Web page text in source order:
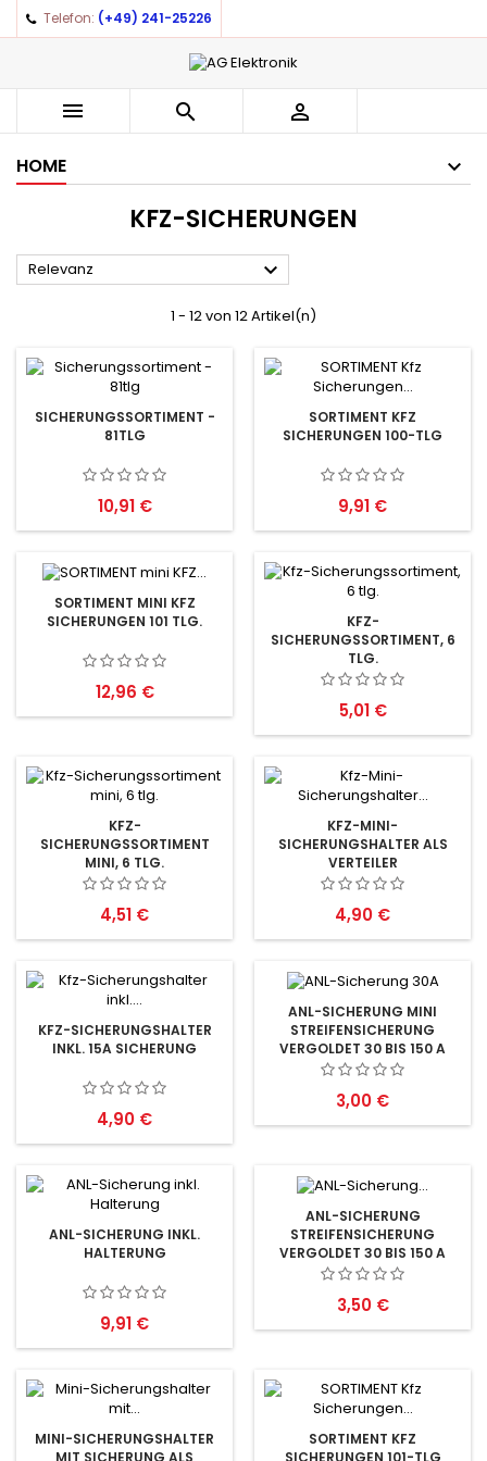
Telefon: (+49) 241-25226
  
HOME
KFZ-SICHERUNGEN
Relevanz 
1 - 12 von 12 Artikel(n)
SICHERUNGSSORTIMENT -
81TLG
Preis
10,91 €
SORTIMENT KFZ
SICHERUNGEN 100-TLG
Preis
9,91 €
SORTIMENT MINI KFZ
SICHERUNGEN 101 TLG.
Preis
12,96 €
KFZ-
SICHERUNGSSORTIMENT, 6
TLG.
Preis
5,01 €
KFZ-
SICHERUNGSSORTIMENT
MINI, 6 TLG.
Preis
4,51 €
KFZ-MINI-
SICHERUNGSHALTER ALS
VERTEILER
Preis
4,90 €
KFZ-SICHERUNGSHALTER
INKL. 15A SICHERUNG
Preis
4,90 €
ANL-SICHERUNG MINI
STREIFENSICHERUNG
VERGOLDET 30 BIS 150 A
Preis
3,00 €
ANL-SICHERUNG INKL.
HALTERUNG
Preis
9,91 €
ANL-SICHERUNG
STREIFENSICHERUNG
VERGOLDET 30 BIS 150 A
Preis
3,50 €
MINI-SICHERUNGSHALTER
SORTIMENT KFZ
Auf meine Wunschliste ×
add_circle_outlineCreate new list
((modalTitle)) ×
((confirmMessage))
((title)) ×
((label))
((cancelText)) ((createText))
Anmelden ×
You need to be logged in to save products in your
wishlist.
((cancelText)) ((loginText))